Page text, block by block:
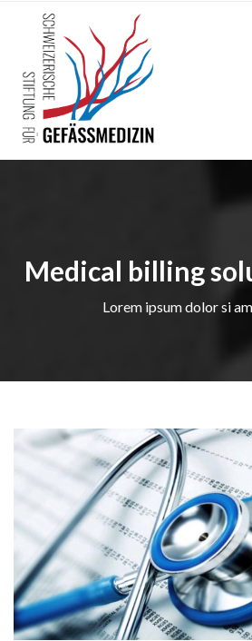
Medical billing
Lorem ipsum dolor si